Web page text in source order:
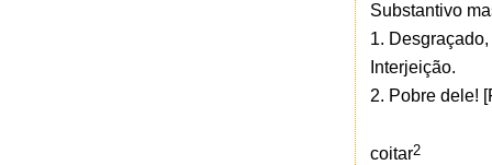
Substantivo
1.
Interjeição.
2. Pobre dele!
coitar2